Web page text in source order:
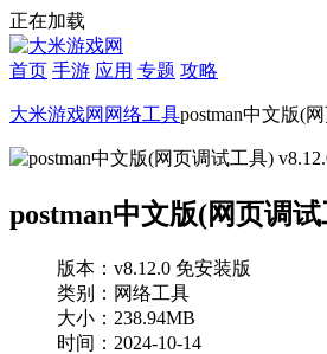
正在加载
首页 手游 应用 专题 攻略
大米游戏网 网络工具postman中文版(
postman中文版(网页调
版本：v8.12.0 免安装版
类别：网络工具
大小：238.94MB
时间：2024-10-14